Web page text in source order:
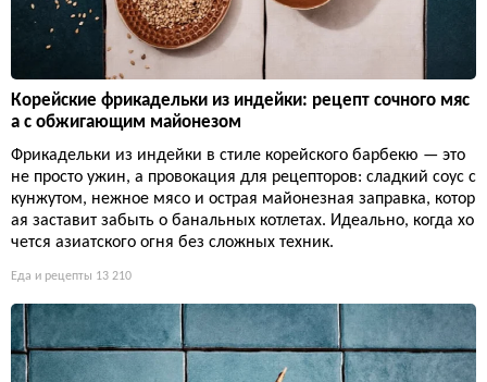
Корейские фрикадельки из индейки: рецепт сочного мяс
а с обжигающим майонезом
Фрикадельки из индейки в стиле корейского барбекю — это
не просто ужин, а провокация для рецепторов: сладкий соус с
кунжутом, нежное мясо и острая майонезная заправка, котор
ая заставит забыть о банальных котлетах. Идеально, когда хо
чется азиатского огня без сложных техник.
Еда и рецепты 13 210